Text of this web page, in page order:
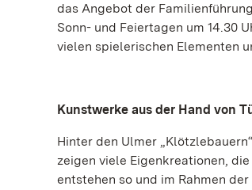
das Angebot der
Sonn- und Feiertagen um 14.30
vielen spielerischen Elementen
Kunstwerke aus der Hand von
Hinter den Ulmer
zeigen viele Eigenkreationen,
entstehen so und im Rahmen